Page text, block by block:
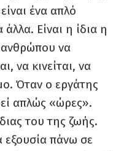
ένα απλό
Είναι η ίδια η
ανθρώπου να
να κινείται, να
Όταν ο εργάτης
απλώς «ώρες».
του της ζωής.
εξουσία πάνω σε